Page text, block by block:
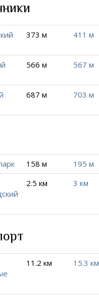
373 м 411 м
566 м 567 м
687 м 703 м
158 м 195 м
2.5 км 3 км
11.2 км 15.3 км